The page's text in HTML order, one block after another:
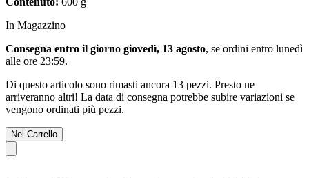
In Magazzino
Consegna entro il giorno giovedì, 13 agosto, se ordini entro lunedì
alle ore 23:59.
Di questo articolo sono rimasti ancora 13 pezzi. Presto ne
arriveranno altri! La data di consegna potrebbe subire variazioni se
vengono ordinati più pezzi.
Nel Carrello